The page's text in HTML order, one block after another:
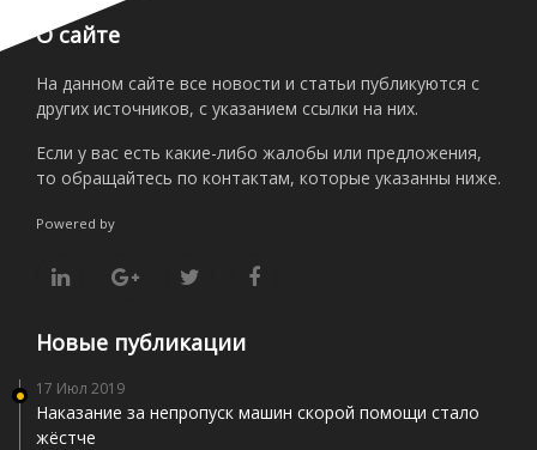
О сайте
На данном сайте все новости и статьи публикуются с
других источников, с указанием ссылки на них.
Если у вас есть какие-либо жалобы или предложения,
то обращайтесь по контактам, которые указанны ниже.
Powered by
Новые публикации
17 Июл 2019
Наказание за непропуск машин скорой помощи стало
жёстче